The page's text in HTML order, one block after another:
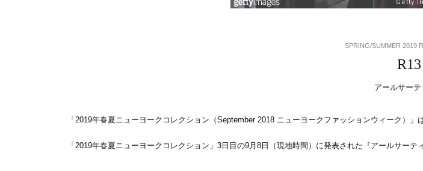
SPRING/SUMMER 2019
R13
アールサーテ
「2019年春夏ニューヨークコレクション（September 2018 ニューヨークファッションウィーク）
「2019年春夏ニューヨークコレクション」3日目の9月8日（現地時間）に発表された『アールサー